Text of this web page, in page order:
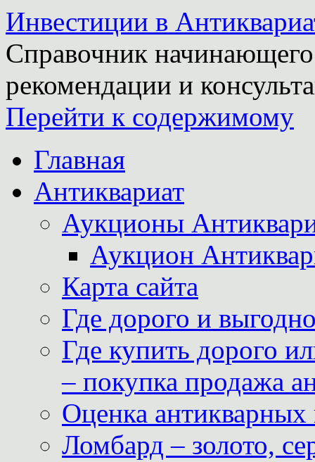
Инвестиции в
Справочник
рекомендации и
Перейти к содержимому
Главная
Антиквариат
Аукционы
Аукцион
Карта сайта
Где дорого и
Где купить дорого
– покупка продажа
Оценка антикварных
Ломбард – золото,